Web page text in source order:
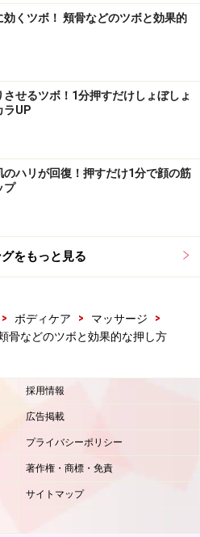
】
サージ用品をチェック！
サージ用品をチェック！
効くツボ！ 頬骨などのツボと効果的
させるツボ！1分押すだけしょぼしょ
ラUP
のハリが回復！押すだけ1分で顔の筋
プ
をもっと見る
> ボディケア > マッサージ
>
骨などのツボと効果的な押し方
採用情報
広告掲載
プライバシーポリシー
著作権・商標・免責
サイトマップ